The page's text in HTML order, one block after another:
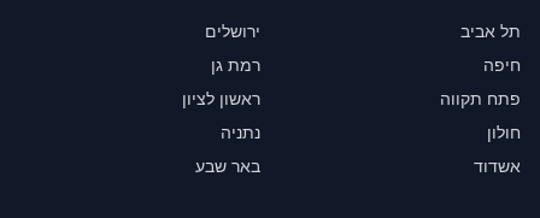
תל אביב
ירושלים
חיפה
רמת גן
פתח תקווה
ראשון לציון
חולון
נתניה
אשדוד
באר שבע